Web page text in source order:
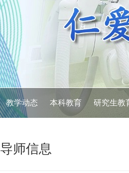
教学动态 本科教育 研究生教
导师信息